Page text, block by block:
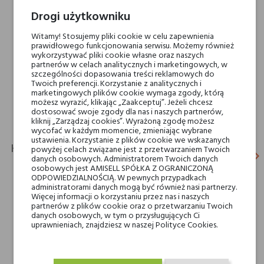
Marki Niszowe
Rodzaj
wody perfumowane
Dla kogo
dla niego
dla niej
KLIENCI, KTÓRZY KUPILI TEN PRODUKT, KUPILI
TAKŻE: keyboard_arrow_right
-30%
Drogi użytkowniku
Witamy! Stosujemy pliki cookie w celu zapewnienia
prawidłowego funkcjonowania serwisu. Możemy również
wykorzystywać pliki cookie własne oraz naszych
partnerów w celach analitycznych i marketingowych, w
szczególności dopasowania treści reklamowych do
Twoich preferencji. Korzystanie z analitycznych i
marketingowych plików cookie wymaga zgody, którą
możesz wyrazić, klikając „Zaakceptuj”. Jeżeli chcesz
dostosować swoje zgody dla nas i naszych partnerów,
kliknij „Zarządzaj cookies”. Wyrażoną zgodę możesz
wycofać w każdym momencie, zmieniając wybrane
ustawienia. Korzystanie z plików cookie we wskazanych
powyżej celach związane jest z przetwarzaniem Twoich
danych osobowych. Administratorem Twoich danych
osobowych jest AMISELL SPÓŁKA Z OGRANICZONĄ
ODPOWIEDZIALNOŚCIĄ. W pewnych przypadkach
administratorami danych mogą być również nasi partnerzy.
Więcej informacji o korzystaniu przez nas i naszych
partnerów z plików cookie oraz o przetwarzaniu Twoich
danych osobowych, w tym o przysługujących Ci
uprawnieniach, znajdziesz w naszej Polityce Cookies.